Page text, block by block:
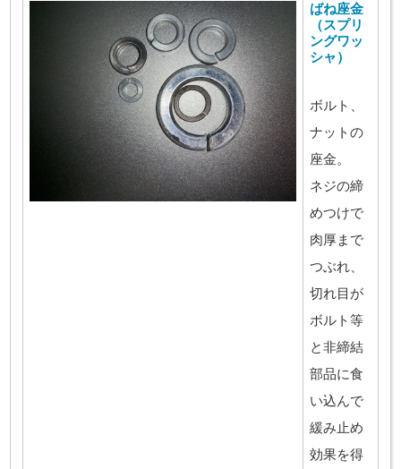
ばね座金
（スプリ
ングワッ
シャ）
ボルト、
ナットの
座金。
ネジの締
めつけで
肉厚まで
つぶれ、
切れ目が
ボルト等
と非締結
部品に食
い込んで
緩み止め
効果を得